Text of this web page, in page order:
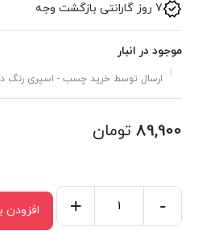
7 روز گارانتی بازگشت وجه
موجود در انبار
ارسال توسط خرید چسب - اسپری رنگ
89,900 تومان
-
+ افزودن